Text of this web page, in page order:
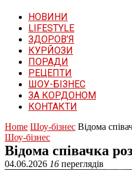
НОВИНИ
LIFESTYLE
ЗДОРОВ’Я
КУРЙОЗИ
ПОРАДИ
РЕЦЕПТИ
ШОУ-БІЗНЕС
ЗА КОРДОНОМ
КОНТАКТИ
Home Шоу-бізнес Відома
Шоу-бізнес
Відома співачка
04.06.2026 16 переглядів